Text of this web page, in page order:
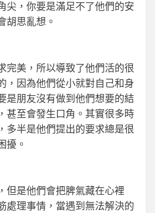
尖，你要是滿足不了他們的安
胡思亂想。
美，所以導致了他們活的很
，因為他們從小就對自己和身
是朋友沒有做到他們想要的結
甚至會發生口角。其實很多時
多半是他們提出的要求總是很
擾。
是他們會把脾氣藏在心裡
處理事情，當遇到無法解決的